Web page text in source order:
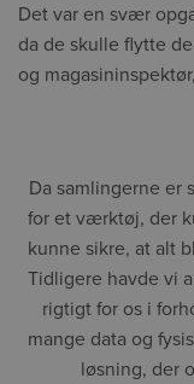
Det var en svær
da de skulle flytte
og
Da samlingerne er
for et værktøj, der
kunne sikre, at alt
Tidligere havde vi
rigtigt for os i
mange data og
løsning, der